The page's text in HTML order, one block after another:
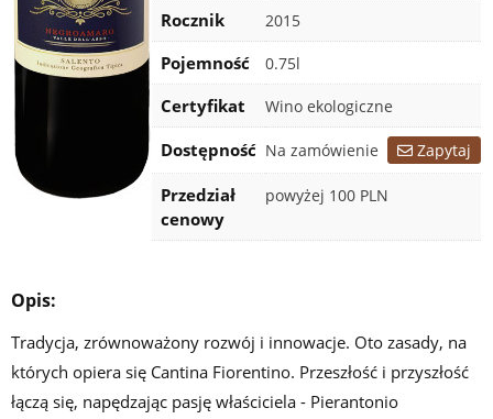
Rocznik 2015
Pojemność 0.75l
Certyfikat Wino ekologiczne
Dostępność Na zamówienie Zapytaj
Przedział
cenowy
powyżej 100 PLN
Opis:
Tradycja, zrównoważony rozwój i innowacje. Oto zasady, na
których opiera się Cantina Fiorentino. Przeszłość i przyszłość
łączą się, napędzając pasję właściciela - Pierantonio